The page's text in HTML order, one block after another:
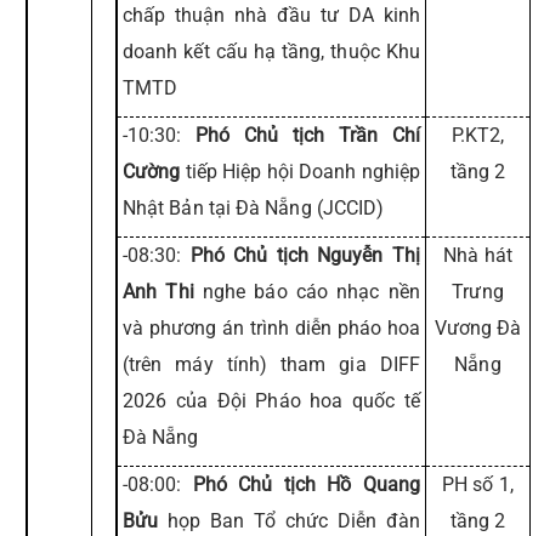
chấp thuận nhà đầu tư DA kinh
doanh kết cấu hạ tầng, thuộc Khu
TMTD
-10:30: Phó Chủ tịch Trần Chí
Cường tiếp Hiệp hội Doanh nghiệp
Nhật Bản tại Đà Nẵng (JCCID)
P.KT2,
tầng 2
-08:30: Phó Chủ tịch Nguyễn Thị
Anh Thinghe báo cáo nhạc nền
và phương án trình diễn pháo hoa
(trên máy tính) tham gia DIFF
2026 của Đội Pháo hoa quốc tế
Đà Nẵng
Nhà hát
Trưng
Vương Đà
Nẵng
-08:00: Phó Chủ tịch Hồ Quang
Bửu họp Ban Tổ chức Diễn đàn
PH số 1,
tầng 2